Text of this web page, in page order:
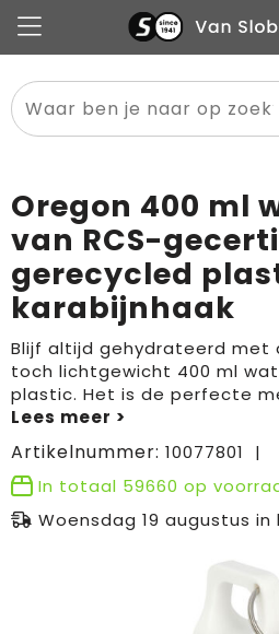
Alle categorieën
Snoep
Promo
Pennen
Notitieboekjes
Papier
Flessen
Glazen en karaffen
Merken
Meest gekozen
Sportkleding
Overig textiel
Boodschappen- en
Sport & vrije tijd
Rugzakken
Oregon 400 ml
van RCS-
gerecycled
karabijnhaak
Blijf altijd gehydrateerd met
toch lichtgewicht 400 ml
plastic. Het is de perfecte
Artikelnummer: 10077801
In totaal 59660 op
Woensdag 19 augustus in